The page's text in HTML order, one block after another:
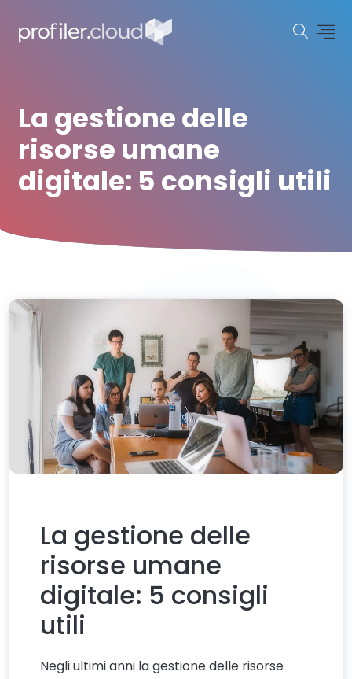
La gestione delle
risorse umane
digitale: 5 consigli utili
La gestione delle
risorse umane
digitale: 5 consigli
utili
Negli ultimi anni la gestione delle risorse